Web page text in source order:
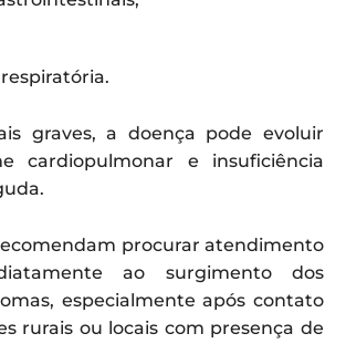
graves, a doença pode evoluir
cardiopulmonar e insuficiência
procurar atendimento
ao surgimento dos
especialmente após contato
rurais ou locais com presença de